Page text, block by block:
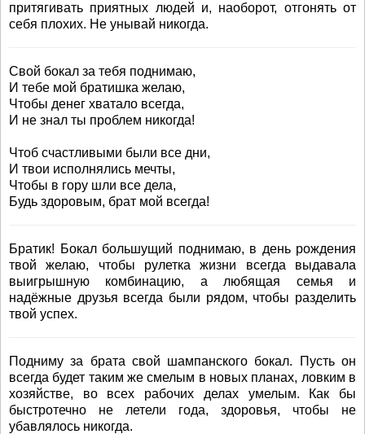
притягивать приятных людей и, наоборот, отгонять от
себя плохих. Не унывай никогда.
Свой бокал за тебя поднимаю,
И тебе мой братишка желаю,
Чтобы денег хватало всегда,
И не знал ты проблем никогда!
Чтоб счастливыми были все дни,
И твои исполнялись мечты,
Чтобы в гору шли все дела,
Будь здоровым, брат мой всегда!
Братик! Бокал большущий поднимаю, в день рождения
твой желаю, чтобы рулетка жизни всегда выдавала
выигрышную комбинацию, а любящая семья и
надёжные друзья всегда были рядом, чтобы разделить
твой успех.
Подниму за брата свой шампанского бокал. Пусть он
всегда будет таким же смелым в новых планах, ловким в
хозяйстве, во всех рабочих делах умелым. Как бы
быстротечно не летели года, здоровья, чтобы не
убавлялось никогда.